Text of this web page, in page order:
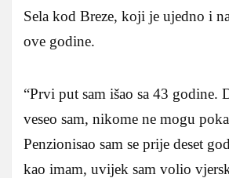
Sela kod Breze, koji je ujedno i
ove godine.
“Prvi put sam išao sa 43 godine.
veseo sam, nikome ne mogu
Penzionisao sam se prije deset
kao imam, uvijek sam volio